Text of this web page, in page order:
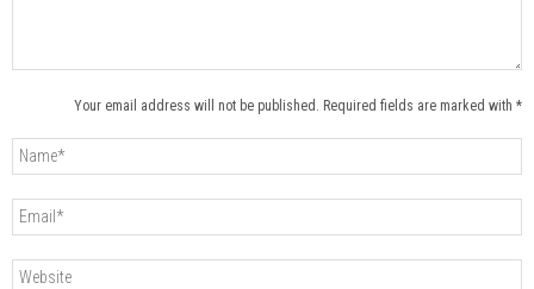
Your email address will not be published. Required fields are marked with *